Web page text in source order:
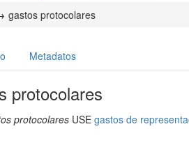
gastos protocolares
Metadatos
protocolares
protocolares USEgastos de